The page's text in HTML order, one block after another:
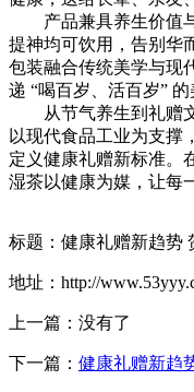
产品兼具养生价值
提神均可饮用，告别华
包装融合传统美学与现
递 “喝百岁、活百岁” 的
从节气养生到礼赠
以现代食品工业为支撑
定义健康礼赠新标准。
湿茶以健康为媒，让每
标题：健康礼赠新趋势
地址：http://
上一篇：没有了
下一篇： 健康礼赠新趋